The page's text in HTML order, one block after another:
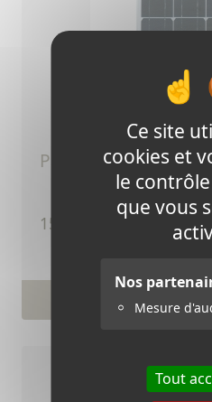
Ce site
cookies et
le
que vous
Nos
Mesure
Tout
panneau solaire 15
15,12 €
Voir le